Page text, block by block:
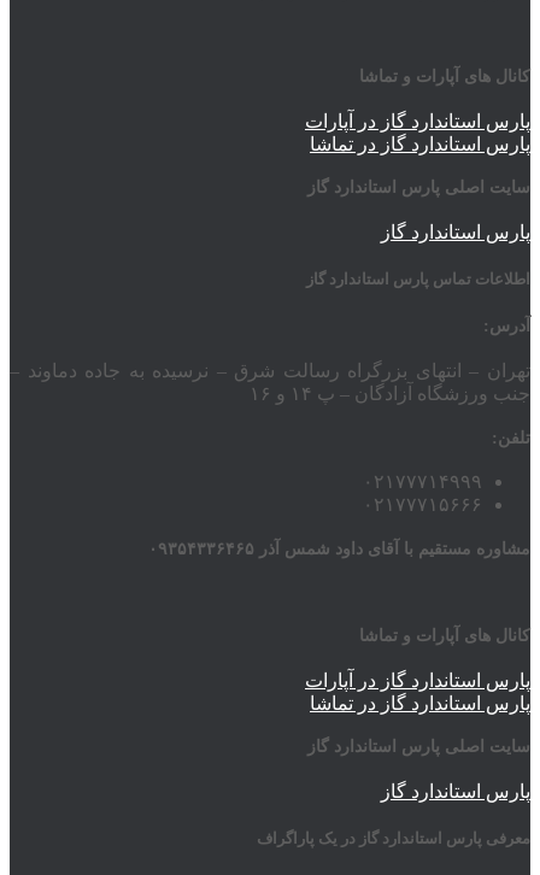
کانال های آپارات و تماشا
پارس استاندارد گاز در آپارات
پارس استاندارد گاز در تماشا
سایت اصلی پارس استاندارد گاز
پارس استاندارد گاز
اطلاعات تماس پارس استاندارد گاز
آدرس:
تهران – انتهای بزرگراه رسالت شرق – نرسیده به جاده دماوند –
جنب ورزشگاه آزادگان – پ ۱۴ و ۱۶
تلفن:
۰۲۱۷۷۷۱۴۹۹۹
۰۲۱۷۷۷۱۵۶۶۶
مشاوره مستقیم با آقای داود شمس آذر ۰۹۳۵۴۳۳۶۴۶۵
کانال های آپارات و تماشا
پارس استاندارد گاز در آپارات
پارس استاندارد گاز در تماشا
سایت اصلی پارس استاندارد گاز
پارس استاندارد گاز
معرفی پارس استاندارد گاز در یک پاراگراف